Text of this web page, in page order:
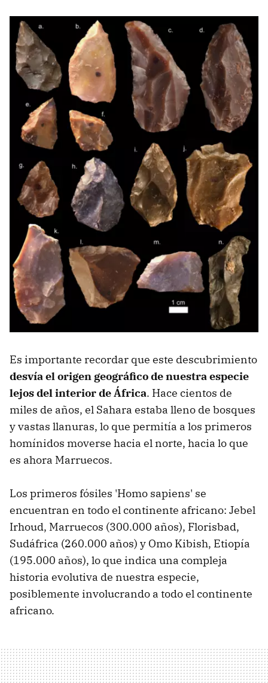
Es importante recordar que este descubrimiento
desvía el origen geográfico de nuestra especie
lejos del interior de África. Hace cientos de
miles de años, el Sahara estaba lleno de bosques
y vastas llanuras, lo que permitía a los primeros
homínidos moverse hacia el norte, hacia lo que
es ahora Marruecos.
Los primeros fósiles 'Homo sapiens' se
encuentran en todo el continente africano: Jebel
Irhoud, Marruecos (300.000 años), Florisbad,
Sudáfrica (260.000 años) y Omo Kibish, Etiopía
(195.000 años), lo que indica una compleja
historia evolutiva de nuestra especie,
posiblemente involucrando a todo el continente
africano.